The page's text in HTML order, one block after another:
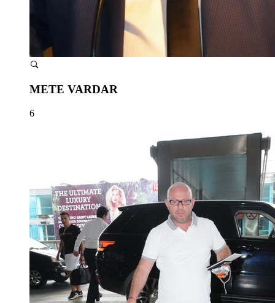
METE VARDAR
6